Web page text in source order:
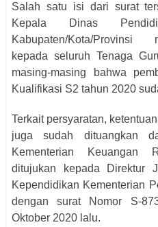
Salah satu isi dari surat
Kepala Dinas
Kabupaten/Kota/Provinsi
kepada seluruh Tenaga
masing-masing bahwa
Kualifikasi S2 tahun 2020
Terkait persyaratan,
juga sudah dituangkan
Kementerian Keuangan
ditujukan kepada Direktur
Kependidikan Kementerian
dengan surat Nomor S-
Oktober 2020 lalu.